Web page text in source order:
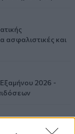
ασφαλιστικές και
2026 -